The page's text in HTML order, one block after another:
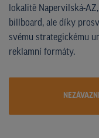
lokalitě Napervilská-
billboard, ale díky
svému strategickému
reklamní formáty.